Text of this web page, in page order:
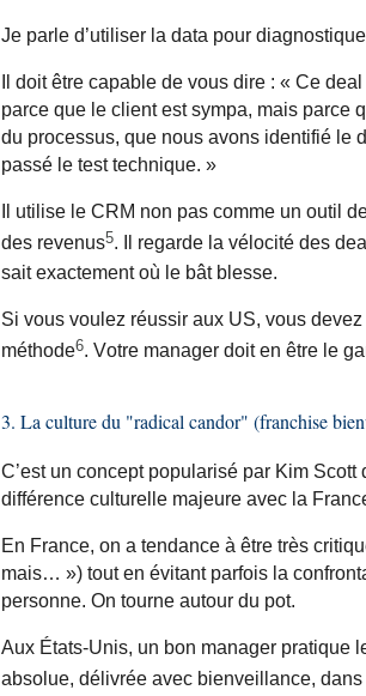
Je parle d’utiliser la data pour
Il doit être capable de vous dire : « Ce
parce que le client est sympa, mais parce
du processus, que nous avons identifié le
passé le test technique. »
Il utilise le CRM non pas comme un outil
des revenus5. Il regarde la vélocité des
sait exactement où le bât blesse.
Si vous voulez réussir aux US, vous
méthode6. Votre manager doit en être le
3. La culture du "radical candor" (franchise
C’est un concept popularisé par Kim
différence culturelle majeure avec la
En France, on a tendance à être très
mais… ») tout en évitant parfois la
personne. On tourne autour du pot.
Aux États-Unis, un bon manager pratique
absolue, délivrée avec bienveillance, dans